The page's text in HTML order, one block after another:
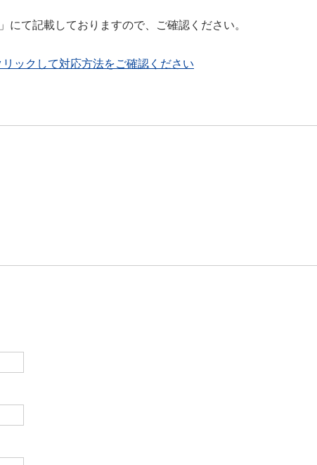
て記載しておりますので、ご確認ください。
ックして対応方法をご確認ください